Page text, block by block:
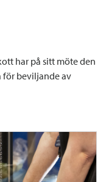
har på sitt möte den
för beviljande av